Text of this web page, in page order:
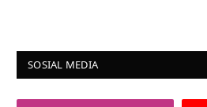
SOSIAL MEDIA